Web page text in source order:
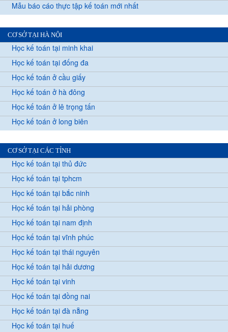
Mẫu báo cáo thực tập kế toán mới nhất
CƠ SỞ TẠI HÀ NỘI
Học kế toán tại minh khai
Học kế toán tại đống đa
Học kế toán ở cầu giấy
Học kế toán ở hà đông
Học kế toán ở lê trọng tấn
Học kế toán ở long biên
CƠ SỞ TẠI CÁC TỈNH
Học kế toán tại thủ đức
Học kế toán tại tphcm
Học kế toán tại bắc ninh
Học kế toán tại hải phòng
Học kế toán tại nam định
Học kế toán tại vĩnh phúc
Học kế toán tại thái nguyên
Học kế toán tại hải dương
Học kế toán tại vinh
Học kế toán tại đồng nai
Học kế toán tại đà nẵng
Học kế toán tại huế